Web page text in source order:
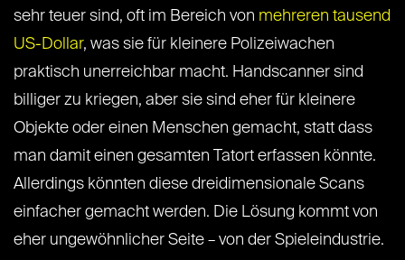
sehr teuer sind, oft im Bereich von mehreren tausend
US-Dollar, was sie für kleinere Polizeiwachen
praktisch unerreichbar macht. Handscanner sind
billiger zu kriegen, aber sie sind eher für kleinere
Objekte oder einen Menschen gemacht, statt dass
man damit einen gesamten Tatort erfassen könnte.
Allerdings könnten diese dreidimensionale Scans
einfacher gemacht werden. Die Lösung kommt von
eher ungewöhnlicher Seite – von der Spieleindustrie.